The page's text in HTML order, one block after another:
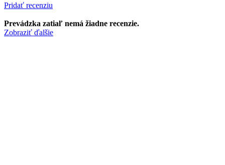
Pridať recenziu
Prevádzka zatiaľ nemá žiadne recenzie.
Zobraziť ďalšie